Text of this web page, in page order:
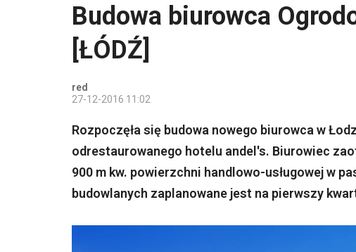
Budowa biurowca
[ŁÓDŹ]
red
27-12-2016 11:02
Rozpoczęła się budowa nowego biurowca w
odrestaurowanego hotelu andel's. Biurowiec
900 m kw. powierzchni handlowo-usługowej w
budowlanych zaplanowane jest na pierwszy